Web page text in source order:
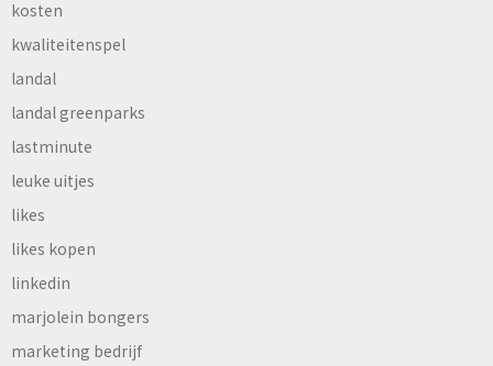
kosten
kwaliteitenspel
landal
landal greenparks
lastminute
leuke uitjes
likes
likes kopen
linkedin
marjolein bongers
marketing bedrijf